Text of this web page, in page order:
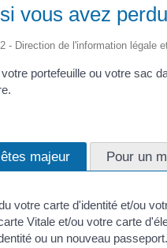
vous avez
- Direction de l'information légale
portefeuille ou votre sac
majeur Pour un
votre carte d'identité et/ou
Vitale et/ou votre carte
ou un nouveau passeport.